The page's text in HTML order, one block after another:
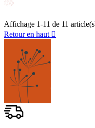
Affichage 1-11 de 11
Retour en haut 